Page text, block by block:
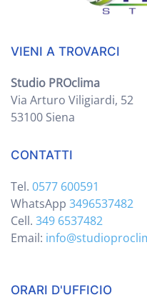
VIENI A TROVARCI
Studio PROclima
Via Arturo Viligiardi, 52
53100 Siena
CONTATTI
Tel. 0577 600591
WhatsApp 3496537482
Cell. 349 6537482
Email:
ORARI D'UFFICIO